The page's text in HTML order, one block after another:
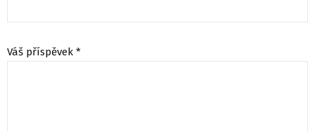
Váš příspěvek *